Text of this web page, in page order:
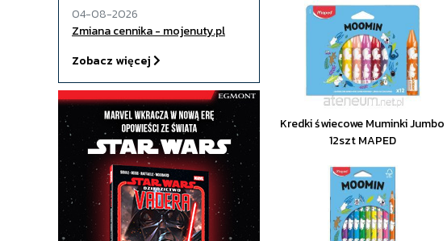
04-08-2026
Zmiana cennika - mojenuty.pl
Zobacz więcej
Kredki świecowe Muminki Jumbo
12szt MAPED